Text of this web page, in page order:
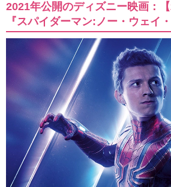
2021年公開のディズニー映画：【
『スパイダーマン:ノー・ウェイ・